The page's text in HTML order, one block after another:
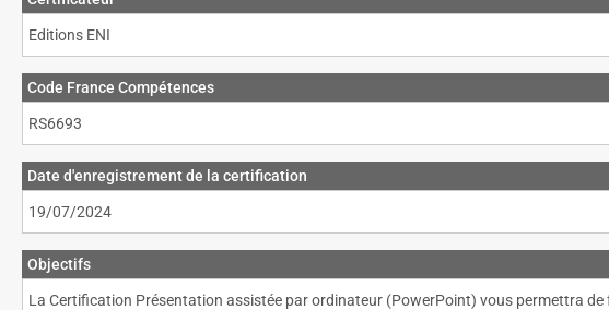
Editions ENI
Code France Compétences
RS6693
Date d'enregistrement de la certification
19/07/2024
Objectifs
La Certification Présentation assistée par ordinateur (PowerPoint) vous permettra de